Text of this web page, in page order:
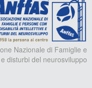
Nazionale di Famiglie e
disturbi del neurosviluppo